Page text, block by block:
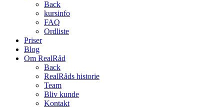
Back
kursinfo
FAQ
Ordliste
Priser
Blog
Om RealRåd
Back
RealRåds historie
Team
Bliv kunde
Kontakt